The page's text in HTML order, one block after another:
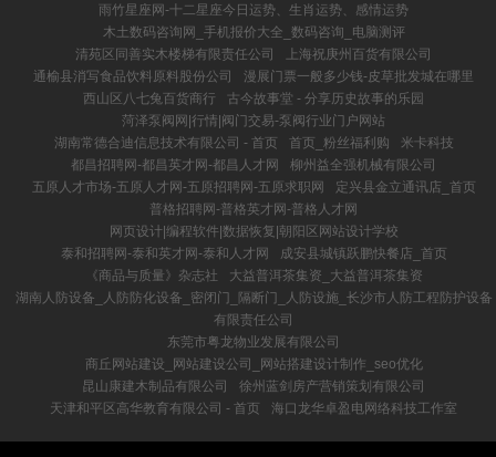
雨竹星座网-十二星座今日运势、生肖运势、感情运势
木土数码咨询网_手机报价大全_数码咨询_电脑测评
清苑区同善实木楼梯有限责任公司
上海祝庚州百货有限公司
通榆县消写食品饮料原料股份公司
漫展门票一般多少钱-皮草批发城在哪里
西山区八七兔百货商行
古今故事堂 - 分享历史故事的乐园
菏泽泵阀网|行情|阀门交易-泵阀行业门户网站
湖南常德合迪信息技术有限公司 - 首页
首页_粉丝福利购
米卡科技
都昌招聘网-都昌英才网-都昌人才网
柳州益全强机械有限公司
五原人才市场-五原人才网-五原招聘网-五原求职网
定兴县金立通讯店_首页
普格招聘网-普格英才网-普格人才网
网页设计|编程软件|数据恢复|朝阳区网站设计学校
泰和招聘网-泰和英才网-泰和人才网
成安县城镇跃鹏快餐店_首页
《商品与质量》杂志社
大益普洱茶集资_大益普洱茶集资
湖南人防设备_人防防化设备_密闭门_隔断门_人防设施_长沙市人防工程防护设备
有限责任公司
东莞市粤龙物业发展有限公司
商丘网站建设_网站建设公司_网站搭建设计制作_seo优化
昆山康建木制品有限公司
徐州蓝剑房产营销策划有限公司
天津和平区高华教育有限公司 - 首页
海口龙华卓盈电网络科技工作室